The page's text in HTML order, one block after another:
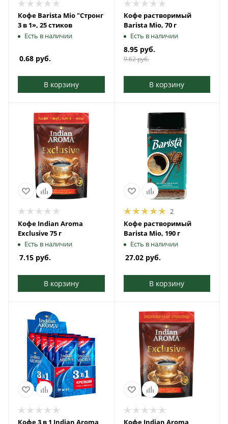
Кофе Barista Mio "Стронг
3 в 1», 25 стиков
Есть в наличии
0.68 руб.
В корзину
Кофе растворимый
Barista Mio, 70 г
Есть в наличии
8.95руб.
9.62руб.
В корзину
Кофе Indian Aroma
Exclusive 75 г
Есть в наличии
7.15 руб.
В корзину
2
Кофе растворимый
Barista Mio, 190 г
Есть в наличии
27.02руб.
В корзину
Кофе 3 в 1 Indian Aroma Кофе Indian Aroma